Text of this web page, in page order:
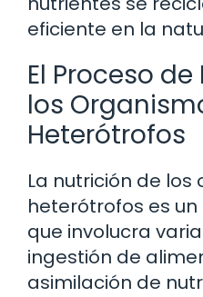
eficiente en la
El Proceso
los
Heterótrofos
La nutrición de los
heterótrofos es
que involucra
ingestión de
asimilación de